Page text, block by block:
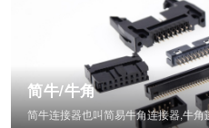
简牛/牛角